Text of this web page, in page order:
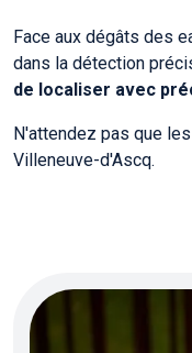
Face aux dégâts des
dans la détection
de localiser avec
N'attendez pas que
Villeneuve-d'Ascq.